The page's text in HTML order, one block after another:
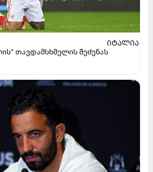
ᲘᲢᲐᲚᲘᲐ
თავდამსხმელის შეძენას